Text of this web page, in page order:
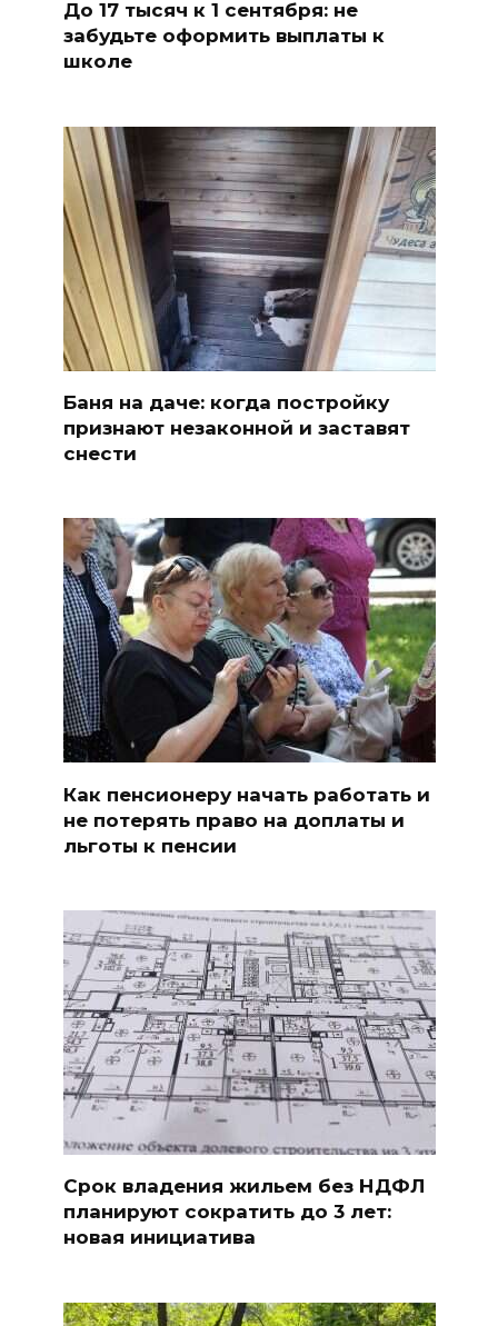
До 17 тысяч к 1 сентября: не
забудьте оформить выплаты к
школе
Баня на даче: когда постройку
признают незаконной и заставят
снести
Как пенсионеру начать работать и
не потерять право на доплаты и
льготы к пенсии
Срок владения жильем без НДФЛ
планируют сократить до 3 лет:
новая инициатива